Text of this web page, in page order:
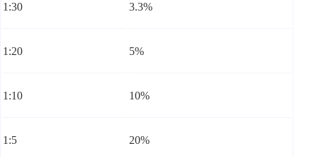
1:30 3.3%
1:20 5%
1:10 10%
1:5 20%